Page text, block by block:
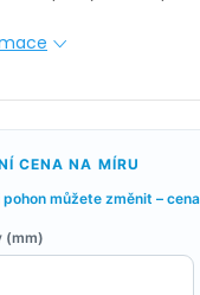
CENA NA MÍRU
můžete změnit –
(mm)